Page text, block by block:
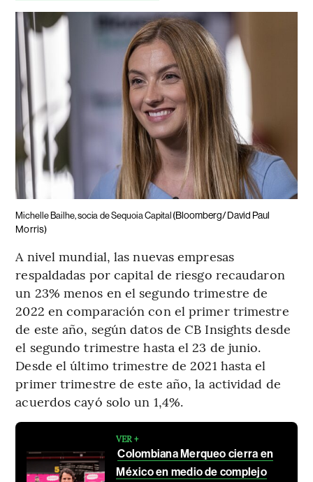
Michelle Bailhe, socia de Sequoia Capital (Bloomberg/David Paul
Morris)
A nivel mundial, las nuevas empresas
respaldadas por capital de riesgo recaudaron
un 23% menos en el segundo trimestre de
2022 en comparación con el primer trimestre
de este año, según datos de CB Insights desde
el segundo trimestre hasta el 23 de junio.
Desde el último trimestre de 2021 hasta el
primer trimestre de este año, la actividad de
acuerdos cayó solo un 1,4%.
VER +
Colombiana Merqueo cierra en
México en medio de complejo